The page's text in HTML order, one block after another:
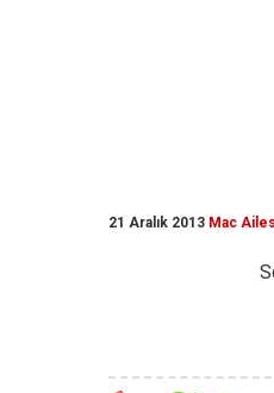
21 Aralık 2013 Mac